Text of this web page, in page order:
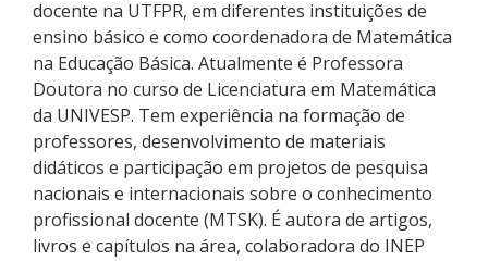
docente na UTFPR, em diferentes instituições de
ensino básico e como coordenadora de Matemática
na Educação Básica. Atualmente é Professora
Doutora no curso de Licenciatura em Matemática
da UNIVESP. Tem experiência na formação de
professores, desenvolvimento de materiais
didáticos e participação em projetos de pesquisa
nacionais e internacionais sobre o conhecimento
profissional docente (MTSK). É autora de artigos,
livros e capítulos na área, colaboradora do INEP